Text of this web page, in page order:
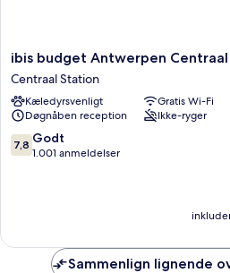
ibis
budget
Antwerpen
Centraal
Station
Centraal
Station
ibis budget Antwerpen
Centraal Station
Kæledyrsvenligt
Gratis Wi-Fi
Døgnåben reception
Ikke-ryger
7.8
ud
7,8 Godt
1.001 anmeldelser
Sammenlign lignende